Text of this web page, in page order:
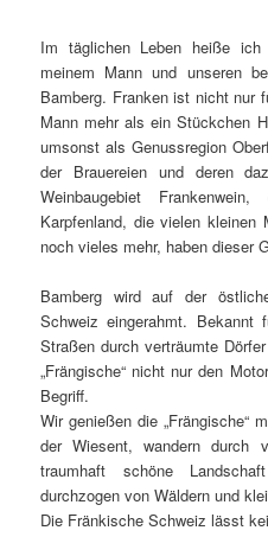
Im täglichen Leben heiße
meinem Mann und unseren
Bamberg. Franken ist nicht nur
Mann mehr als ein Stückchen
umsonst als Genussregion
der Brauereien und deren
Weinbaugebiet
Karpfenland, die vielen kleinen
noch vieles mehr, haben dieser
Bamberg wird auf der
Schweiz eingerahmt. Bekannt
Straßen durch verträumte
„Frängische“ nicht nur den
Begriff.
Wir genießen die „Frängische“
der Wiesent, wandern durch
traumhaft schöne
durchzogen von Wäldern und
Die Fränkische Schweiz lässt